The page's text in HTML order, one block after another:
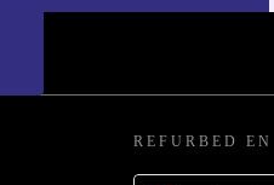
REFURBED EN